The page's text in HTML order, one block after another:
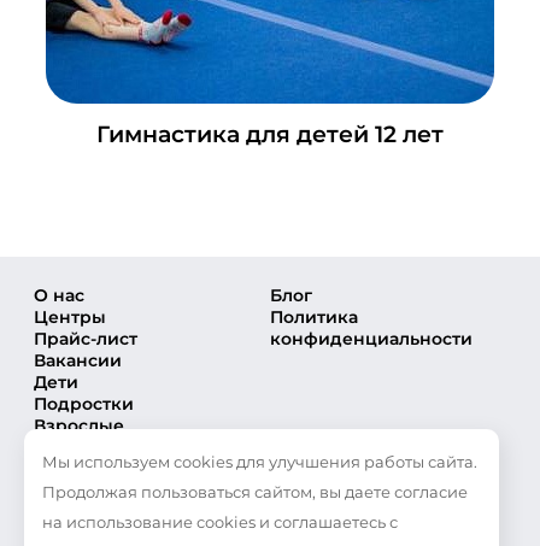
Гимнастика для детей 12 лет
О нас
Центры
Прайс-лист
Вакансии
Дети
Подростки
Взрослые
Секции
Тренеры
Частые вопросы
Блог
Политика
конфиденциальности
Мы используем cookies для улучшения работы сайта.
Продолжая пользоваться сайтом, вы даете согласие
на использование cookies и соглашаетесь с